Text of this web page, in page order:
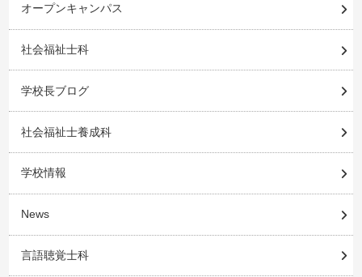
オープンキャンパス
社会福祉士科
学校長ブログ
社会福祉士養成科
学校情報
News
言語聴覚士科